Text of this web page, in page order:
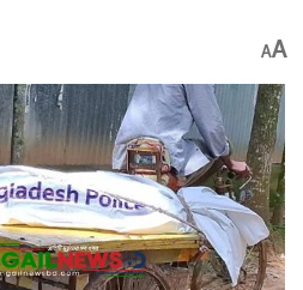
AA